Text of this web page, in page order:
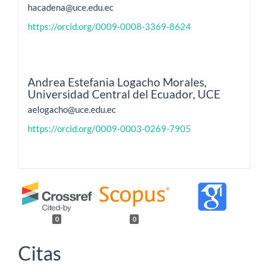
hacadena@uce.edu.ec
https://orcid.org/0009-0008-3369-8624
Andrea Estefania Logacho Morales,
Universidad Central del Ecuador, UCE
aelogacho@uce.edu.ec
https://orcid.org/0009-0003-0269-7905
0 0
Citas